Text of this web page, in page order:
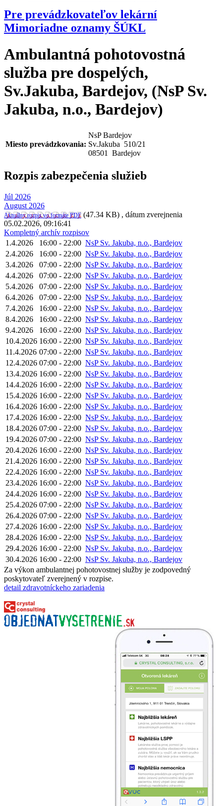
Pre prevádzkovateľov lekární
Mimoriadne oznamy ŠÚKL
Ambulantná pohotovostná
služba pre dospelých,
Sv.Jakuba, Bardejov, (NsP Sv.
Jakuba, n.o., Bardejov)
Miesto prevádzkovania:
NsP Bardejov
Sv.Jakuba 510/21
08501 Bardejov
Rozpis zabezpečenia služieb
Júl 2026
August 2026
Aktuálny rozpis vo formáte PDF (47.34 KB) , dátum zverejnenia
05.02.2026, 09:16:41
Kompletný archív rozpisov
1.4.2026
16:00 - 22:00 NsP Sv. Jakuba, n.o., Bardejov
2.4.2026
16:00 - 22:00 NsP Sv. Jakuba, n.o., Bardejov
3.4.2026
07:00 - 22:00 NsP Sv. Jakuba, n.o., Bardejov
4.4.2026
07:00 - 22:00 NsP Sv. Jakuba, n.o., Bardejov
5.4.2026
07:00 - 22:00 NsP Sv. Jakuba, n.o., Bardejov
6.4.2026
07:00 - 22:00 NsP Sv. Jakuba, n.o., Bardejov
7.4.2026
16:00 - 22:00 NsP Sv. Jakuba, n.o., Bardejov
8.4.2026
16:00 - 22:00 NsP Sv. Jakuba, n.o., Bardejov
9.4.2026
16:00 - 22:00 NsP Sv. Jakuba, n.o., Bardejov
10.4.2026 16:00 - 22:00 NsP Sv. Jakuba, n.o., Bardejov
11.4.2026 07:00 - 22:00 NsP Sv. Jakuba, n.o., Bardejov
12.4.2026 07:00 - 22:00 NsP Sv. Jakuba, n.o., Bardejov
13.4.2026 16:00 - 22:00 NsP Sv. Jakuba, n.o., Bardejov
14.4.2026 16:00 - 22:00 NsP Sv. Jakuba, n.o., Bardejov
15.4.2026 16:00 - 22:00 NsP Sv. Jakuba, n.o., Bardejov
16.4.2026 16:00 - 22:00 NsP Sv. Jakuba, n.o., Bardejov
17.4.2026 16:00 - 22:00 NsP Sv. Jakuba, n.o., Bardejov
18.4.2026 07:00 - 22:00 NsP Sv. Jakuba, n.o., Bardejov
19.4.2026 07:00 - 22:00 NsP Sv. Jakuba, n.o., Bardejov
20.4.2026 16:00 - 22:00 NsP Sv. Jakuba, n.o., Bardejov
21.4.2026 16:00 - 22:00 NsP Sv. Jakuba, n.o., Bardejov
22.4.2026 16:00 - 22:00 NsP Sv. Jakuba, n.o., Bardejov
23.4.2026 16:00 - 22:00 NsP Sv. Jakuba, n.o., Bardejov
24.4.2026 16:00 - 22:00 NsP Sv. Jakuba, n.o., Bardejov
25.4.2026 07:00 - 22:00 NsP Sv. Jakuba, n.o., Bardejov
26.4.2026 07:00 - 22:00 NsP Sv. Jakuba, n.o., Bardejov
27.4.2026 16:00 - 22:00 NsP Sv. Jakuba, n.o., Bardejov
28.4.2026 16:00 - 22:00 NsP Sv. Jakuba, n.o., Bardejov
29.4.2026 16:00 - 22:00 NsP Sv. Jakuba, n.o., Bardejov
30.4.2026 16:00 - 22:00 NsP Sv. Jakuba, n.o., Bardejov
Za výkon ambulantnej pohotovostnej služby je zodpovedný
poskytovateľ zverejnený v rozpise.
detail zdravotníckeho zariadenia